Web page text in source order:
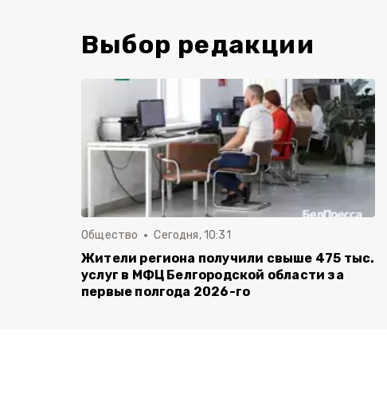
Выбор редакции
Общество Сегодня, 10:31
Жители региона получили свыше 475 тыс.
услуг в МФЦ Белгородской области за
первые полгода 2026-го